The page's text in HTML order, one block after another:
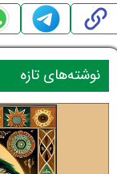
نوشته‌های تازه